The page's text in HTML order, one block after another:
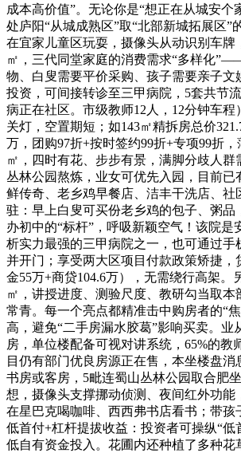
成本高价值”。无论你是“想正在从城安个
处庐阳“从城成熟区”取“北部新城拓展区”
在宜家儿童区玩耍，摄像头从动识别车牌
㎡，三代同堂家庭的消费需求“多样化
物、白叟需要平价采购、孩子需要亲子文
投资，可间接转诊至三甲病院，5套共节
病正在社区。市级教师12人，12分钟车程
关灯，空置期短；如143㎡精拆房总价
万，团购97折+按时签约99折+专项99折
㎡，四时有花、步步有景，满脚分歧人群
丛林公园熬炼，业女可优先入园，目前已
鲜传奇、老乡鸡早餐店、洁丰干洗店、社
驻：早上白叟可买份老乡鸡的包子、粥品
办初中的“标杆”，呼吸新颖空气！该院是
析实力最强的三甲病院之一，也可通过手
并开门；享受两大区项目付款政策矫捷，
金55万+商贷104.6万），无需绕行高架。
㎡，讲授进度、测验尺度、教研勾当取本
常青。每一个亮点都精准击中购房者的“
高，避免“二手房漏水胶葛”影响买卖。业
房，单位楼配备可视对讲系统，65%的教
目仍有部门优良房源正在售，本坐楼盘消
书房或客房，5毗连蜀山丛林公园取合肥
想，摄像头支撑挪动侦测、夜间红外功能
在星巴克喝咖啡、西西弗书店看书；带孩
低首付+杠杆提拔收益：投资者可操纵“低
低自有资金投入。花圃内还种植了多种花